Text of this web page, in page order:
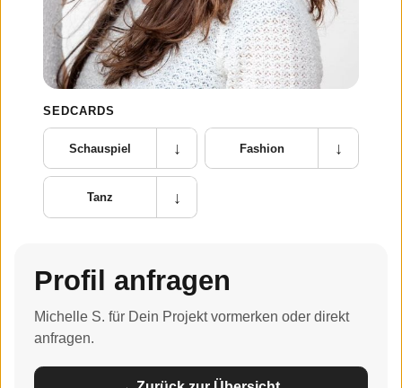
SEDCARDS
Schauspiel ↓ Fashion ↓
Tanz ↓
Profil anfragen
Michelle S. für Dein Projekt vormerken oder direkt
anfragen.